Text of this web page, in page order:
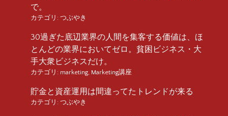
で。
カテゴリ: つぶやき
30過ぎた底辺業界の人間を集客する価値は、ほ
とんどの業界においてゼロ。貧困ビジネス・大
手大衆ビジネスだけ。
カテゴリ: marketing, Marketing講座
貯金と資産運用は間違ってたトレンドが来る
カテゴリ: つぶやき